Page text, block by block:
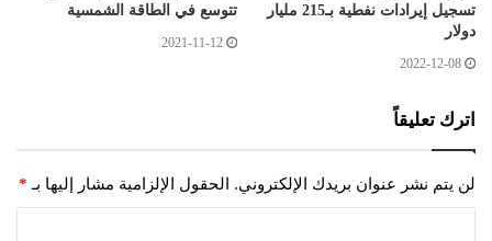
تسجيل إيرادات نفطية بـ215 مليار
دولار
2022-12-08
تتوسع في الطاقة الشمسية
2021-11-12
اترك تعليقاً
لن يتم نشر عنوان بريدك الإلكتروني. الحقول الإلزامية مشار إليها بـ *